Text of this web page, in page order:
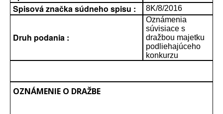
Spisová značka súdneho spisu : 8K/8/2016
Druh podania :
Oznámenia
súvisiace s
dražbou majetku
podliehajúceho
konkurzu
OZNÁMENIE O DRAŽBE